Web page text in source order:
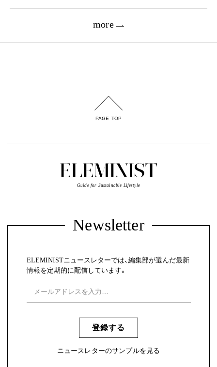
more
PAGE TOP
Guide for Sustainable Lifestyle
Newsletter
ELEMINISTニュースレターでは、編集部が選んだ最新
情報を定期的に配信しています。
登録する
ニュースレターのサンプルを見る